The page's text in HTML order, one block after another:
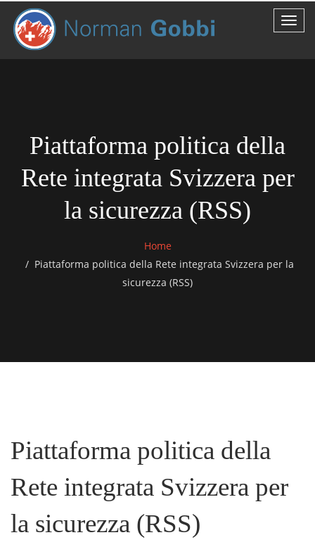
Piattaforma politica della
Rete integrata Svizzera per
la sicurezza (RSS)
Home
Piattaforma politica della Rete integrata Svizzera per la
sicurezza (RSS)
Piattaforma politica della
Rete integrata Svizzera per
la sicurezza (RSS)